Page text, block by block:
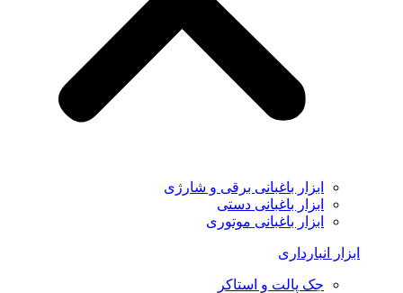
ابزار باغبانی برقی و شارژی
ابزار باغبانی دستی
ابزار باغبانی موتوری
ابزار انبارداری
جک پالت و استاکر